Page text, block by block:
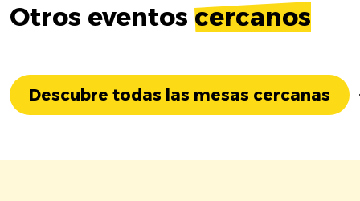
Otros eventos cercanos
Descubre todas las mesas cercanas